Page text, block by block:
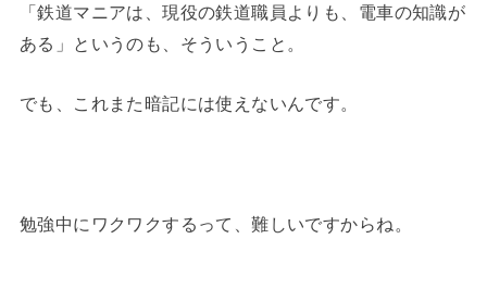
「鉄道マニアは、現役の鉄道職員よりも、電車の知識が
ある」というのも、そういうこと。
でも、これまた暗記には使えないんです。
勉強中にワクワクするって、難しいですからね。